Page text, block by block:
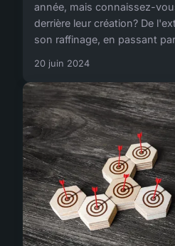
année, mais connaissez-
derrière leur création? De
son raffinage, en passant
20 juin 2024